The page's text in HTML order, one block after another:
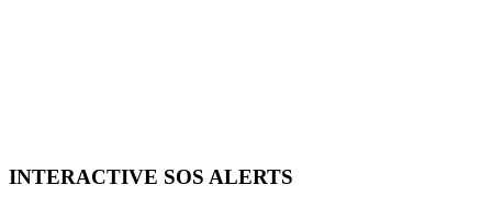
INTERACTIVE SOS ALERTS